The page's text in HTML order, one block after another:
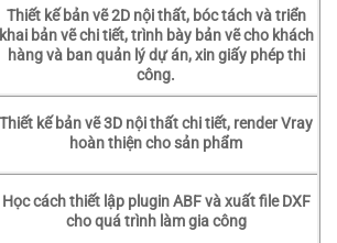
Thiết kế bản vẽ 2D nội thất, bóc tách và triển
khai bản vẽ chi tiết, trình bày bản vẽ cho khách
hàng và ban quản lý dự án, xin giấy phép thi
công.
Thiết kế bản vẽ 3D nội thất chi tiết, render Vray
hoàn thiện cho sản phẩm
Học cách thiết lập plugin ABF và xuất file DXF
cho quá trình làm gia công